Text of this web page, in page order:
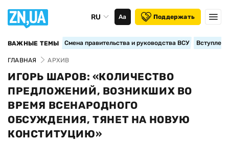
RU Аа Поддержать
ВАЖНЫЕ ТЕМЫ Смена правительства и руководства ВСУ
ГЛАВНАЯ АРХИВ
ИГОРЬ ШАРОВ: «КОЛИЧЕСТВО
ПРЕДЛОЖЕНИЙ, ВОЗНИКШИХ ВО
ВРЕМЯ ВСЕНАРОДНОГО
ОБСУЖДЕНИЯ, ТЯНЕТ НА НОВУЮ
КОНСТИТУЦИЮ»